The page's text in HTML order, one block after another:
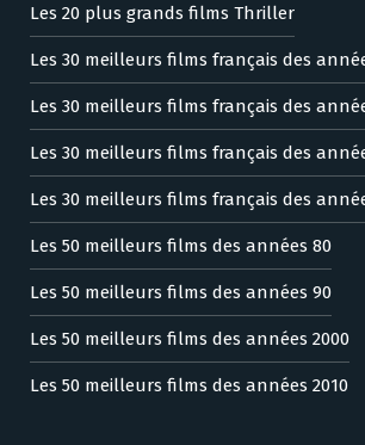
Les 20 plus grands films Thriller
Les 30 meilleurs films français des
Les 30 meilleurs films français des
Les 30 meilleurs films français des
Les 30 meilleurs films français des
Les 50 meilleurs films des années 80
Les 50 meilleurs films des années 90
Les 50 meilleurs films des années 2000
Les 50 meilleurs films des années 2010